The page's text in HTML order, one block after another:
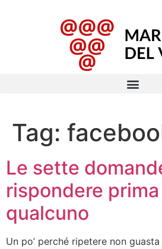
Tag:
Le sette
rispondere
qualcuno
Un po’ perché ripetere non